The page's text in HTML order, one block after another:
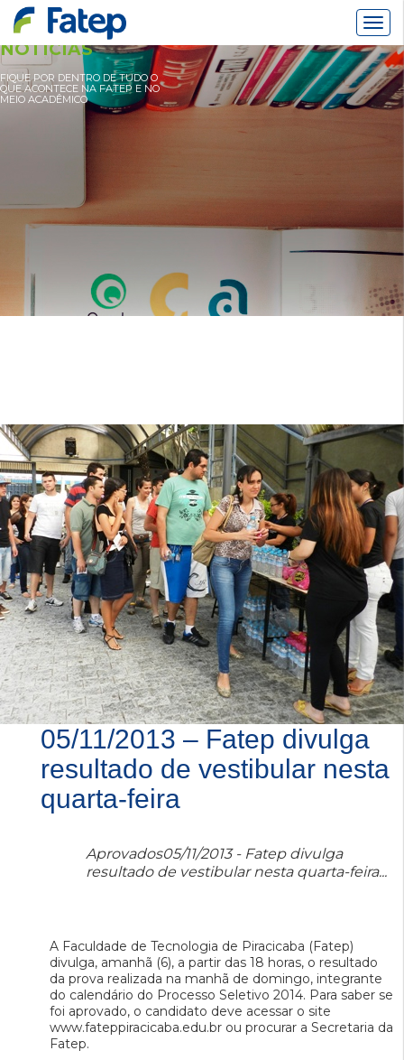
NOTÍCIAS
FIQUE POR DENTRO DE TUDO O
QUE ACONTECE NA FATEP E NO
MEIO ACADÊMICO
05/11/2013 – Fatep divulga
resultado de vestibular nesta
quarta-feira
Aprovados05/11/2013 - Fatep divulga
resultado de vestibular nesta quarta-feira...
A Faculdade de Tecnologia de Piracicaba (Fatep)
divulga, amanhã (6), a partir das 18 horas, o resultado
da prova realizada na manhã de domingo, integrante
do calendário do Processo Seletivo 2014. Para saber se
foi aprovado, o candidato deve acessar o site
www.fateppiracicaba.edu.br ou procurar a Secretaria da
Fatep.